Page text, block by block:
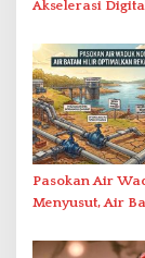
Akselerasi
2026
Pasokan Air
Menyusut, Air
Antar-IPAM